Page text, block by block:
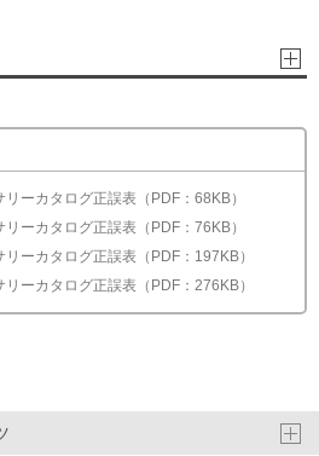
ーカタログ正誤表（PDF：68KB）
ーカタログ正誤表（PDF：76KB）
ーカタログ正誤表（PDF：197KB）
ーカタログ正誤表（PDF：276KB）